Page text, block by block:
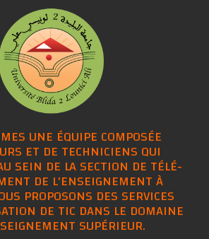
UNE ÉQUIPE COMPOSÉE
ET DE TECHNICIENS QUI
SEIN DE LA SECTION DE TÉLÉ-
DE L'ENSEIGNEMENT À
PROPOSONS DES SERVICES
DE TIC DANS LE DOMAINE
SUPÉRIEUR.